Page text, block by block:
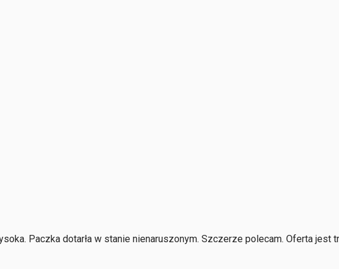
Paczka dotarła w stanie nienaruszonym. Szczerze polecam. Oferta jest